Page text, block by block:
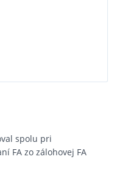
spolu pri
FA zo zálohovej FA